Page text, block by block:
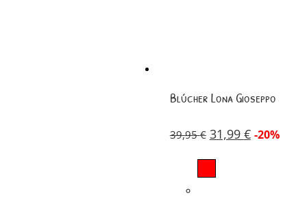
Blúcher Lona Gioseppo
39,95€ 31,99 € -20%